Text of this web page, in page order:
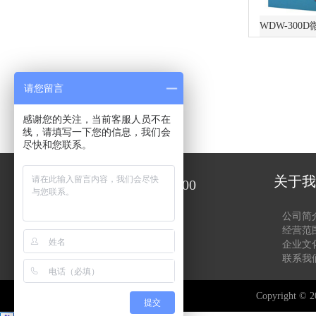
0512-85187300
周一至周五8:00-17:00
在线客服
关于
公司简
经营范
企业文
联系我
Copyright ©
请您留言
感谢您的关注，当前客服人员不在
线，请填写一下您的信息，我们会
尽快和您联系。
提交